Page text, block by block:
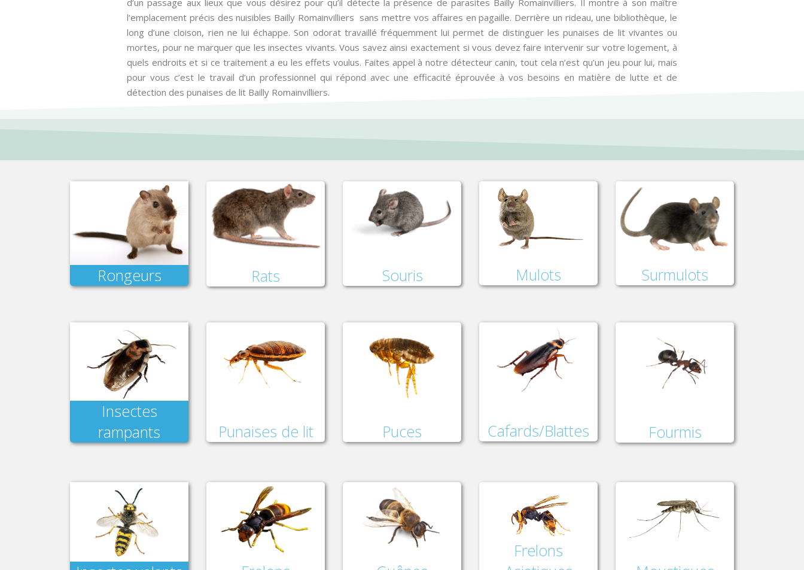
d’un passage aux lieux que vous désirez pour qu’il détecte la présence de parasites Bailly Romainvilliers. Il montre à son maître
l’emplacement précis des nuisibles Bailly Romainvilliers sans mettre vos affaires en pagaille. Derrière un rideau, une bibliothèque, le
long d’une cloison, rien ne lui échappe. Son odorat travaillé fréquemment lui permet de distinguer les punaises de lit vivantes ou
mortes, pour ne marquer que les insectes vivants. Vous savez ainsi exactement si vous devez faire intervenir sur votre logement, à
quels endroits et si ce traitement a eu les effets voulus. Faites appel à notre détecteur canin, tout cela n’est qu’un jeu pour lui, mais
pour vous c’est le travail d’un professionnel qui répond avec une efficacité éprouvée à vos besoins en matière de lutte et de
détection des punaises de lit Bailly Romainvilliers.
Rongeurs Rats Souris Mulots Surmulots
Insectes
rampants
Punaises de lit Puces Cafards/Blattes Fourmis
Frelons